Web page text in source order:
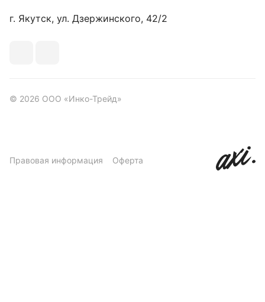
г. Якутск, ул. Дзержинского, 42/2
© 2026 ООО «Инко-Трейд»
Правовая информация Оферта